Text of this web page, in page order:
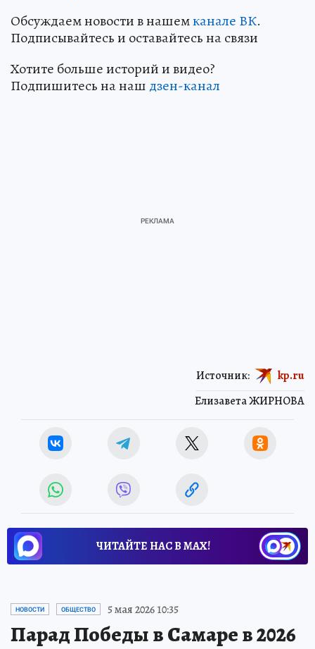
Обсуждаем новости в нашемканале ВК.
Подписывайтесь и оставайтесь на связи
Хотите больше историй и видео?
Подпишитесь на наш дзен-канал
Елизавета ЖИРНОВА
Источник: kp.ru
ЧИТАЙТЕ НАС В МАХ!
НОВОСТИ ОБЩЕСТВО 5 мая 2026 10:35
Парад Победы в Самаре в 2026